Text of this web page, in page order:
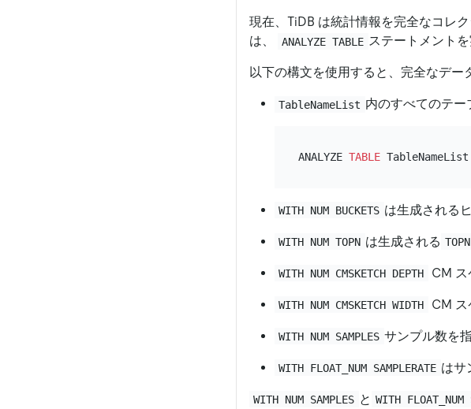
現在、TiDB は統計情報を完全なコレ
は、
ANALYZE TABLE ステートメントを
以下の構文を使用すると、完全なデー
TableNameList 内のすべてのテー
ANALYZE TABLE
WITH NUM BUCKETS は生成される
WITH NUM TOPN は生成される TOPN
WITH NUM CMSKETCH DEPTH CM ス
WITH NUM CMSKETCH WIDTH CM ス
WITH NUM SAMPLES サンプル数を
WITH FLOAT_NUM SAMPLERATE はサ
WITH NUM SAMPLES と WITH FLOAT_NUM